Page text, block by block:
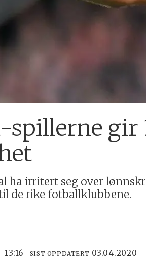
spillerne
ha irritert seg over
de rike fotballklubbene.
13:16 SIST OPPDATERT 03.04.2020 -